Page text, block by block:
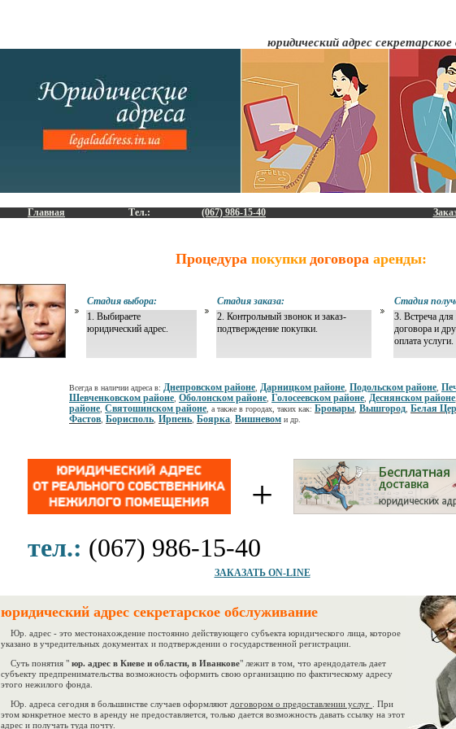
юридический адрес
Главная Тел.: (067) 986-15-40
Процедурапокупки договорааренды:
Стадия выбора: Стадия заказа:
Стадия
1. Выбираете
юридический адрес.
2. Контрольный звонок и заказ-
подтверждение покупки.
3. Встреча
договора и
оплата услуги.
Всегда в наличии адреса в: Днепровском районе Дарницком районе Подольском районе
Шевченковском районе Оболонском районе Голосеевском районе Деснянском районе
районе Святошинском районе , а также в городах, таких как: Бровары Вышгород Белая
Фастов Борисполь Ирпень Боярка Вишневом и др.
+
тел.: (067) 986-15-40
ЗАКАЗАТЬ ON-LINE
юридический адрес секретарское обслуживание
Юр. адрес - это местонахождение постоянно действующего субъекта юридического лица, которое
указано в учредительных документах и подтверждении о государственной регистрации.
Суть понятия " юр. адрес в Киеве и области, в Иванкове" лежит в том, что арендодатель дает
субъекту предпренимательства возможность оформить свою организацию по фактическому адресу
этого нежилого фонда.
Юр. адреса сегодня в большинстве случаев оформляют договором о предоставлении услуг
. При
этом конкретное место в аренду не предоставляется, только дается возможность давать ссылку на этот
адрес и получать туда почту.